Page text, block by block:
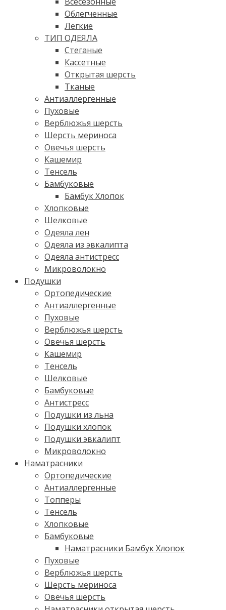
Облегченные
Легкие
ТИП ОДЕЯЛА
Стеганые
Кассетные
Открытая шерсть
Тканые
Антиаллергенные
Пуховые
Верблюжья шерсть
Шерсть мериноса
Овечья шерсть
Кашемир
Тенсель
Бамбуковые
Бамбук Хлопок
Хлопковые
Шелковые
Одеяла лен
Одеяла из эвкалипта
Одеяла антистресс
Микроволокно
Подушки
Ортопедические
Антиаллергенные
Пуховые
Верблюжья шерсть
Овечья шерсть
Кашемир
Тенсель
Шелковые
Бамбуковые
Антистресс
Подушки из льна
Подушки хлопок
Подушки эвкалипт
Микроволокно
Наматрасники
Ортопедические
Антиаллергенные
Топперы
Тенсель
Хлопковые
Бамбуковые
Наматрасники Бамбук Хлопок
Пуховые
Верблюжья шерсть
Шерсть мериноса
Овечья шерсть